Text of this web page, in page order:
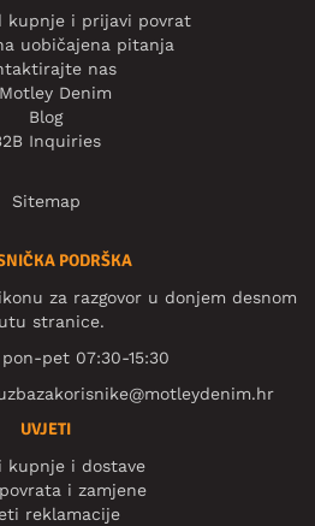
kupnje i prijavi povrat
uobičajena pitanja
nas
Denim
Blog
Inquiries
Sitemap
PODRŠKA
za razgovor u donjem desnom
stranice.
pet 07:30-15:30
UVJETI
kupnje i dostave
i zamjene
reklamacije